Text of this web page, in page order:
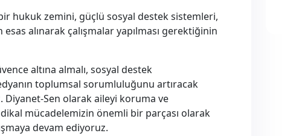
hukuk zemini, güçlü sosyal destek sistemleri,
alınarak çalışmalar yapılması gerektiğinin
altına almalı, sosyal destek
toplumsal sorumluluğunu artıracak
Diyanet-Sen olarak aileyi koruma ve
mücadelemizin önemli bir parçası olarak
devam ediyoruz.